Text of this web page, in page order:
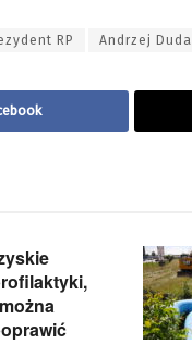
RP Andrzej Duda